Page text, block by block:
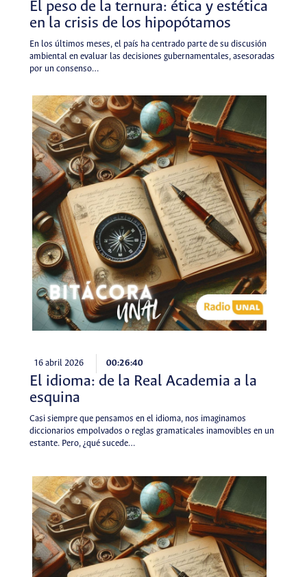
El peso de la ternura: ética y estética
en la crisis de los hipopótamos
En los últimos meses, el país ha centrado parte de su discusión
ambiental en evaluar las decisiones gubernamentales, asesoradas
por un consenso…
16 abril 2026 00:26:40
El idioma: de la Real Academia a la
esquina
Casi siempre que pensamos en el idioma, nos imaginamos
diccionarios empolvados o reglas gramaticales inamovibles en un
estante. Pero, ¿qué sucede…